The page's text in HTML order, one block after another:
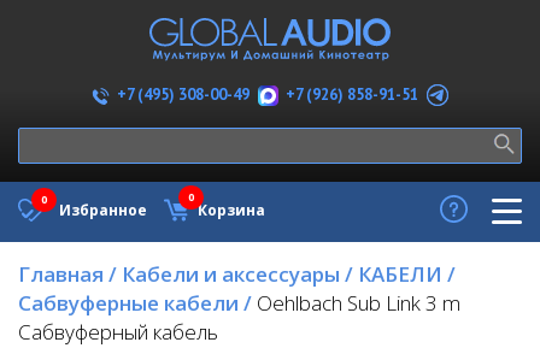
+7 (495) 308-00-49 +7 (926) 858-91-51
Избранное
0
Корзина
0
Главная / Кабели и аксессуары / КАБЕЛИ /
Сабвуферные кабели / Oehlbach Sub Link 3 m
Сабвуферный кабель